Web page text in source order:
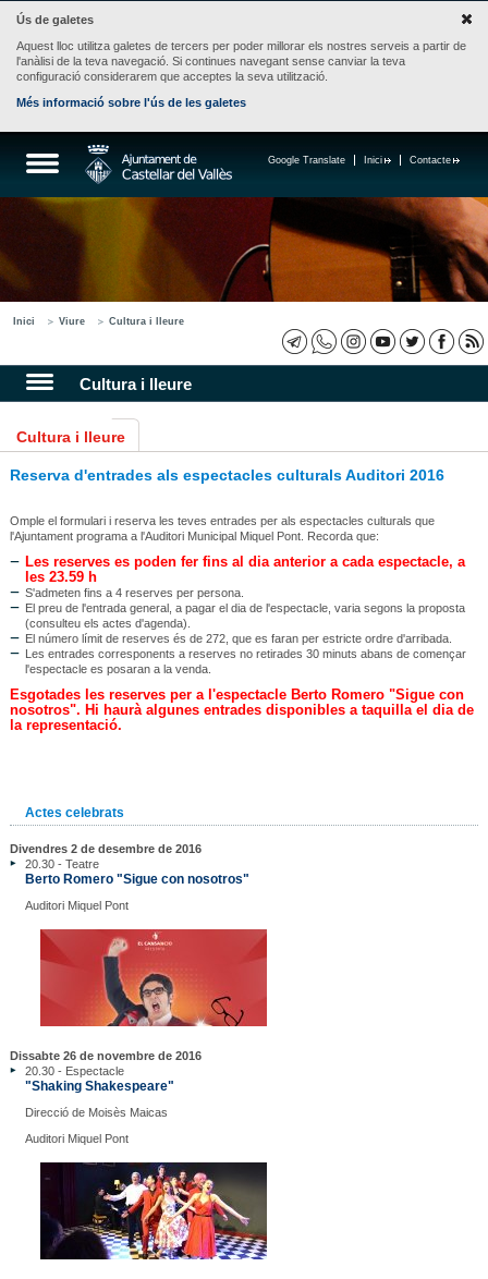
Ús de galetes
Aquest lloc utilitza galetes de tercers per poder millorar els nostres serveis a partir de
l'anàlisi de la teva navegació. Si continues navegant sense canviar la teva
configuració considerarem que acceptes la seva utilització.
Més informació sobre l'ús de les galetes
Contacte
Inici
Google Translate
Inici Viure Cultura i lleure
Cultura i lleure
Cultura i lleure
Reserva d'entrades als espectacles culturals Auditori 2016
Omple el formulari i reserva les teves entrades per als espectacles culturals que
l'Ajuntament programa a l'Auditori Municipal Miquel Pont. Recorda que:
Les reserves es poden fer fins al dia anterior a cada espectacle, a
les 23.59 h
S'admeten fins a 4 reserves per persona.
El preu de l'entrada general, a pagar el dia de l'espectacle, varia segons la proposta
(consulteu els actes d'agenda).
El número límit de reserves és de 272, que es faran per estricte ordre d'arribada.
Les entrades corresponents a reserves no retirades 30 minuts abans de començar
l'espectacle es posaran a la venda.
Esgotades les reserves per a l'espectacle Berto Romero "Sigue con
nosotros". Hi haurà algunes entrades disponibles a taquilla el dia de
la representació.
Actes celebrats
Divendres 2 de desembre de 2016
20.30 - Teatre
Berto Romero "Sigue con nosotros"
Auditori Miquel Pont
Dissabte 26 de novembre de 2016
20.30 - Espectacle
"Shaking Shakespeare"
Direcció de Moisès Maicas
Auditori Miquel Pont